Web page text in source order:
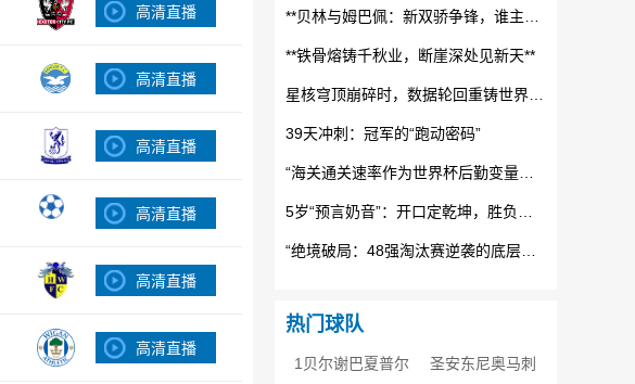
高清直播
高清直播
高清直播
高清直播
高清直播
高清直播
**铁骨熔铸千秋业，断崖深处见新天**
39天冲刺：冠军的“跑动密码”
热门球队
1贝尔谢巴夏普尔
圣安东尼奥马刺